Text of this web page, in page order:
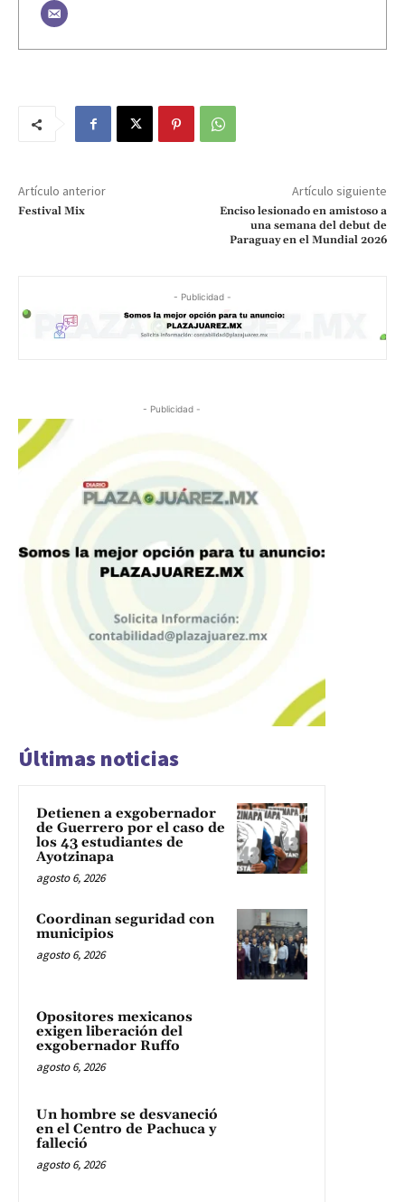
Artículo anterior
Festival Mix
Artículo siguiente
Enciso lesionado en amistoso a
una semana del debut de
Paraguay en el Mundial 2026
- Publicidad -
- Publicidad -
Últimas noticias
Detienen a exgobernador
de Guerrero por el caso de
los 43 estudiantes de
Ayotzinapa
agosto 6, 2026
Coordinan seguridad con
municipios
agosto 6, 2026
Opositores mexicanos
exigen liberación del
exgobernador Ruffo
agosto 6, 2026
Un hombre se desvaneció
en el Centro de Pachuca y
falleció
agosto 6, 2026